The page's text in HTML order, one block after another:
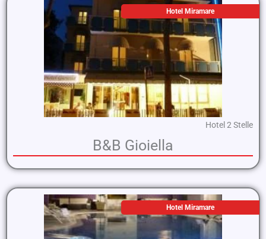
Hotel Miramare
Hotel 2 Stelle
B&B Gioiella
Hotel Miramare